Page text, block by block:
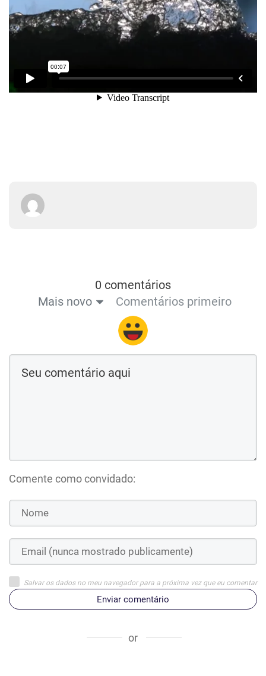
0 comentários
Mais novo
Comentários primeiro
Comente como convidado:
Salvar os dados no meu navegador para a próxima vez que eu comentar
Enviar comentário
or